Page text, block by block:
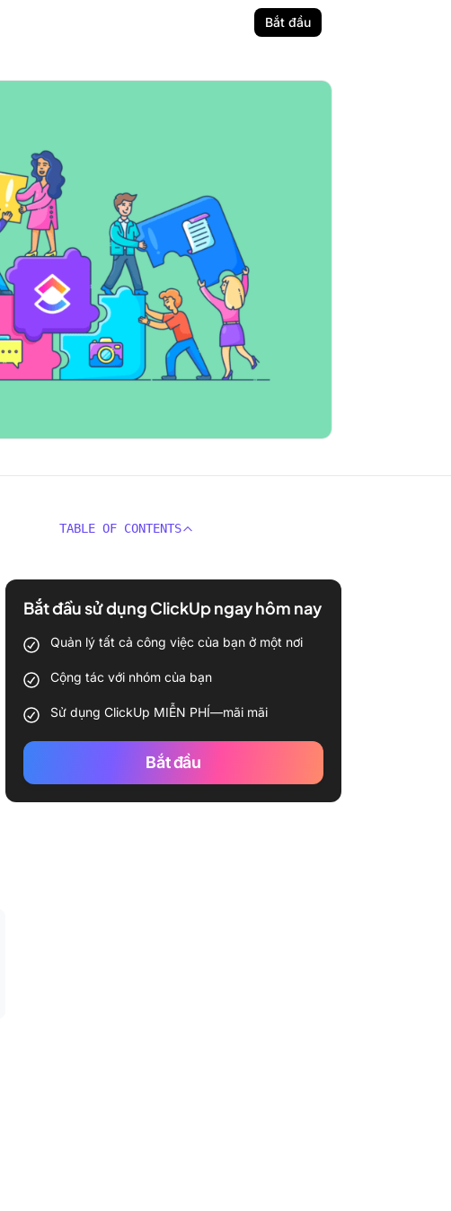
Bắt đầu
TABLE OF CONTENTS
Bắt đầu sử dụng ClickUp ngay hôm nay
Quản lý tất cả công việc của bạn ở một nơi
Cộng tác với nhóm của bạn
Sử dụng ClickUp MIỄN PHÍ—mãi mãi
Bắt đầu